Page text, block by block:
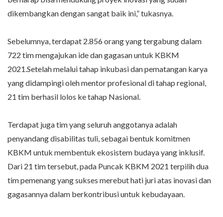
dikembangkan dengan sangat baik ini,” tukasnya.
Sebelumnya, terdapat 2.856 orang yang tergabung dalam
722 tim mengajukan ide dan gagasan untuk KBKM
2021.Setelah melalui tahap inkubasi dan pematangan karya
yang didampingi oleh mentor profesional di tahap regional,
21 tim berhasil lolos ke tahap Nasional.
Terdapat juga tim yang seluruh anggotanya adalah
penyandang disabilitas tuli, sebagai bentuk komitmen
KBKM untuk membentuk ekosistem budaya yang inklusif.
Dari 21 tim tersebut, pada Puncak KBKM 2021 terpilih dua
tim pemenang yang sukses merebut hati juri atas inovasi dan
gagasannya dalam berkontribusi untuk kebudayaan.